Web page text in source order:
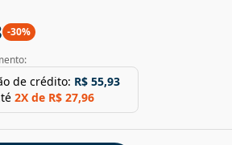
-30%
de crédito: R$ 55,93
2X de R$ 27,96